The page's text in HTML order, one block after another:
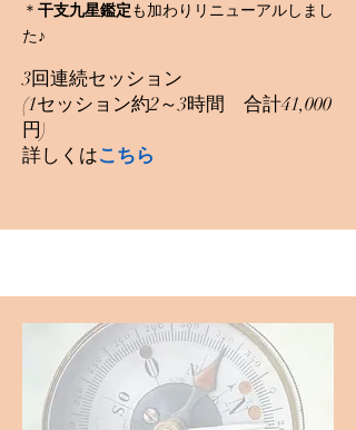
＊ 干支九星鑑定も加わりリニューアルしまし
た♪
​3回連続セッション
(1セッション約2～3時間 合計41,000
円)
詳しくはこちら